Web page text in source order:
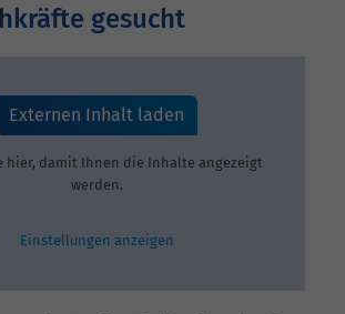
gesucht
Externen Inhalt laden
hier, damit Ihnen die Inhalte angezeigt
werden.
Einstellungen anzeigen